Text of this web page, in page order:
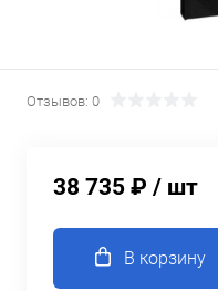
Отзывов: 0
38 735 ₽ / шт
В корзину